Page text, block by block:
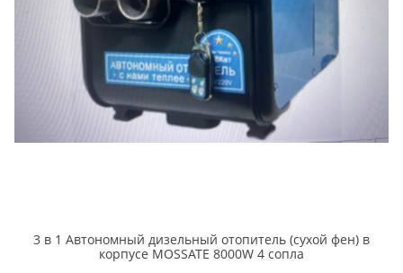
3 в 1 Автономный дизельный отопитель (cухой фен) в
корпусе MOSSATE 8000W 4 сопла